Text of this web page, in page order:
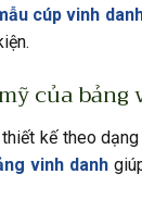
cúp vinh
của
kế theo
vinh danh